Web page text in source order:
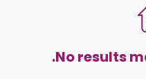
No results